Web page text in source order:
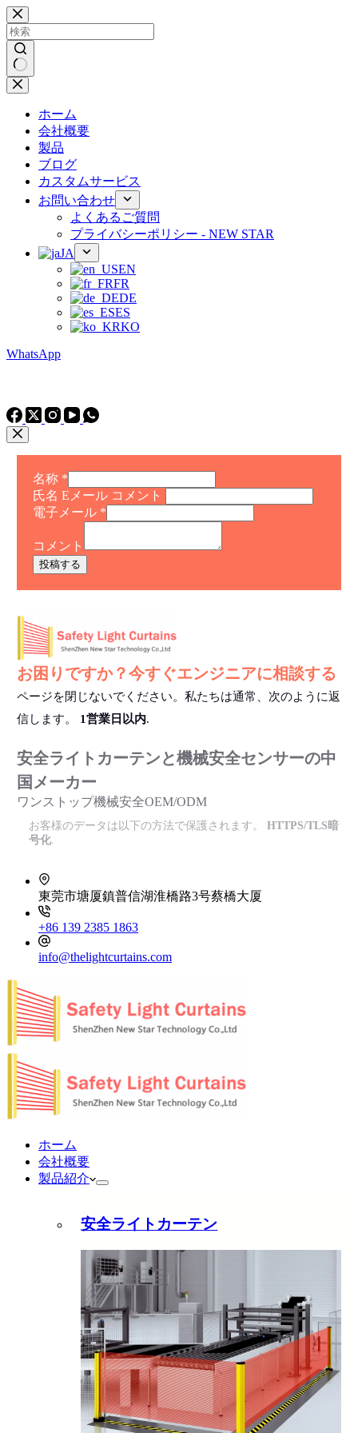
コ
ン
テ
ン
ツ
へ
結
ホーム
会社概要
製品
ブログ
カスタムサービス
お問い合わせ
よくあるご質問
プライバシーポリシー - NEW STAR
JA
EN
FR
DE
ES
KO
WhatsApp
名称 *
氏名 Eメール コメント
電子メール *
コメント
投稿する
お困りですか？今すぐエンジニアに相談する
ページを閉じないでください。私たちは通常、次のように返
信します。 1営業日以内.
安全ライトカーテンと機械安全センサーの中
国メーカー
ワンストップ機械安全OEM/ODM
お客様のデータは以下の方法で保護されます。HTTPS/TLS暗
号化
東莞市塘厦鎮普信湖淮橋路3号蔡橋大厦
+86 139 2385 1863
info@thelightcurtains.com
ホーム
会社概要
製品紹介
安全ライトカーテン